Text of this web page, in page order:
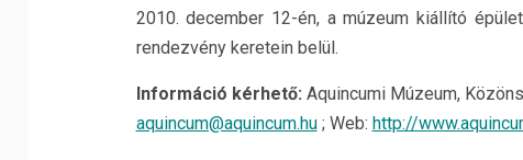
2010. december 12-én, a múzeum kiállító
rendezvény keretein belül.
Információ kérhető: Aquincumi Múzeum,
aquincum@aquincum.hu; Web: http://